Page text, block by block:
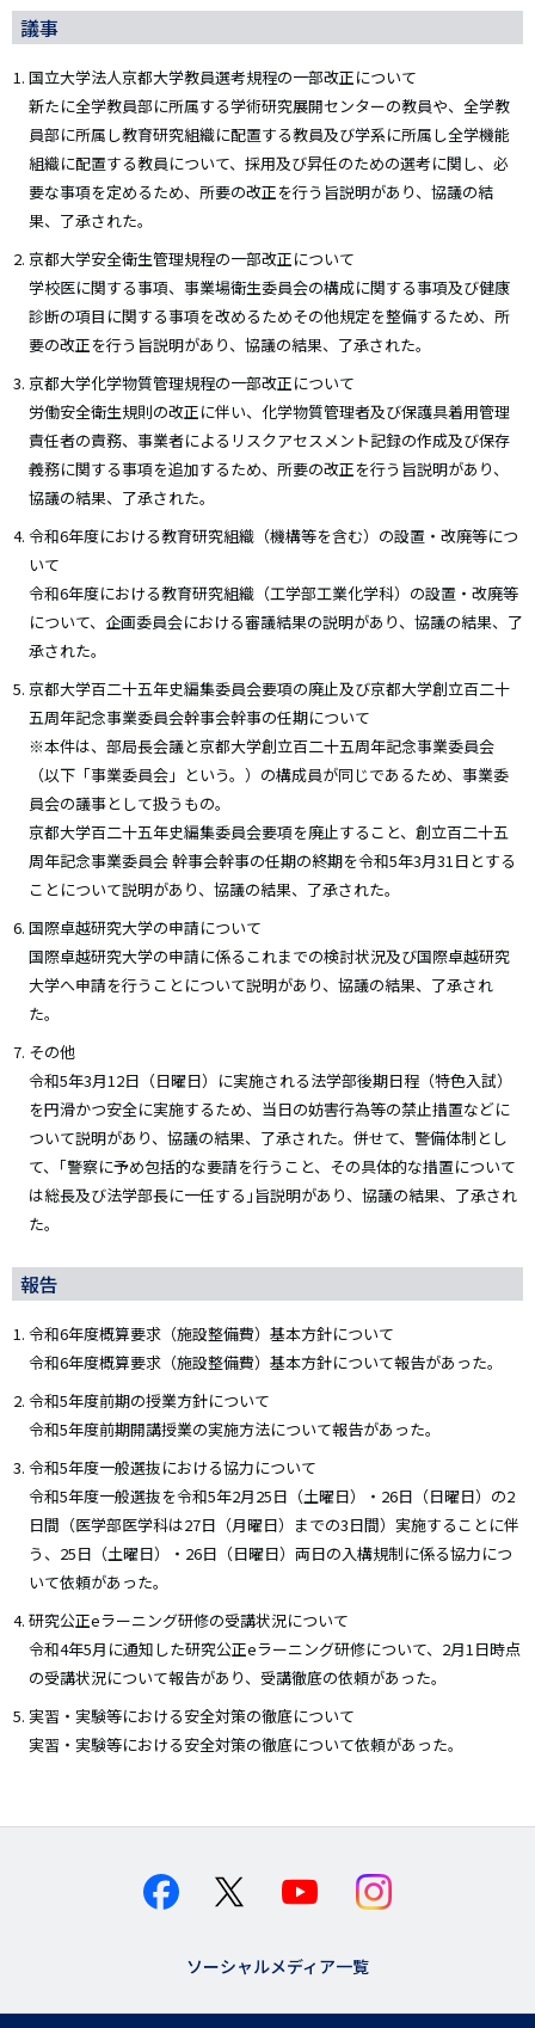
議事
国立大学法人京都大学教員選考規程の一部改正について
新たに全学教員部に所属する学術研究展開センターの教員や、全学教
員部に所属し教育研究組織に配置する教員及び学系に所属し全学機能
組織に配置する教員について、採用及び昇任のための選考に関し、必
要な事項を定めるため、所要の改正を行う旨説明があり、協議の結
果、了承された。
京都大学安全衛生管理規程の一部改正について
学校医に関する事項、事業場衛生委員会の構成に関する事項及び健康
診断の項目に関する事項を改めるためその他規定を整備するため、所
要の改正を行う旨説明があり、協議の結果、了承された。
京都大学化学物質管理規程の一部改正について
労働安全衛生規則の改正に伴い、化学物質管理者及び保護具着用管理
責任者の責務、事業者によるリスクアセスメント記録の作成及び保存
義務に関する事項を追加するため、所要の改正を行う旨説明があり、
協議の結果、了承された。
令和6年度における教育研究組織（機構等を含む）の設置・改廃等につ
いて
令和6年度における教育研究組織（工学部工業化学科）の設置・改廃等
について、企画委員会における審議結果の説明があり、協議の結果、了
承された。
京都大学百二十五年史編集委員会要項の廃止及び京都大学創立百二十
五周年記念事業委員会幹事会幹事の任期について
※本件は、部局長会議と京都大学創立百二十五周年記念事業委員会
（以下「事業委員会」という。）の構成員が同じであるため、事業委
員会の議事として扱うもの。
京都大学百二十五年史編集委員会要項を廃止すること、創立百二十五
周年記念事業委員会 幹事会幹事の任期の終期を令和5年3月31日とする
ことについて説明があり、協議の結果、了承された。
国際卓越研究大学の申請について
国際卓越研究大学の申請に係るこれまでの検討状況及び国際卓越研究
大学へ申請を行うことについて説明があり、協議の結果、了承され
た。
その他
令和5年3月12日（日曜日）に実施される法学部後期日程（特色入試）
を円滑かつ安全に実施するため、当日の妨害行為等の禁止措置などに
ついて説明があり、協議の結果、了承された。併せて、警備体制とし
て、｢警察に予め包括的な要請を行うこと、その具体的な措置について
は総長及び法学部長に一任する｣旨説明があり、協議の結果、了承され
た。
報告
令和6年度概算要求（施設整備費）基本方針について
令和6年度概算要求（施設整備費）基本方針について報告があった。
令和5年度前期の授業方針について
令和5年度前期開講授業の実施方法について報告があった。
令和5年度一般選抜における協力について
令和5年度一般選抜を令和5年2月25日（土曜日）・26日（日曜日）の2
日間（医学部医学科は27日（月曜日）までの3日間）実施することに伴
う、25日（土曜日）・26日（日曜日）両日の入構規制に係る協力につ
いて依頼があった。
研究公正eラーニング研修の受講状況について
令和4年5月に通知した研究公正eラーニング研修について、2月1日時点
の受講状況について報告があり、受講徹底の依頼があった。
実習・実験等における安全対策の徹底について
実習・実験等における安全対策の徹底について依頼があった。
ソーシャルメディア一覧